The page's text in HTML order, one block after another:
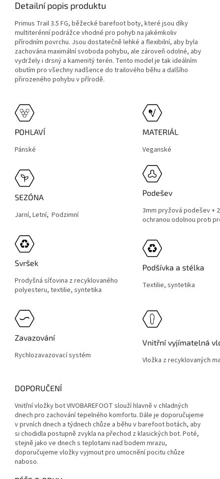
Detailní popis produktu
Primus Trail 3.5 FG, běžecké barefoot boty, které jsou díky
multiterénní podrážce vhodné pro pohyb na jakémkoliv
přírodním povrchu. Jsou dostatečně lehké a flexibilní, aby byla
zachována maximální svoboda pohybu, ale zároveň odolné, aby
vydržely i drsný a kamenitý terén. Tento model je tak ideálním
obutím pro všechny nadšence do trailového běhu a dalšího
přirozeného pohybu v přírodě.
POHLAVÍ
Pánské
MATERIÁL
Veganské
SEZÓNA
Jarní, Letní, Podzimní
Podešev
3mm pryžová podešev +
ochranou odolnou proti
Svršek
Prodyšná síťovina z recyklovaného
polyesteru, textilie, syntetika
Podšívka a stélka
Textilie, syntetika
Zavazování
Rychlozavazovací systém
Vnitřní vyjímatelná
Vložka z recyklovaných
DOPORUČENÍ
Vnitřní vložky bot VIVOBAREFOOT slouží hlavně v chladných
dnech pro zachování tepelného komfortu. Dále je doporučujeme
v prvních dnech a týdnech chůze a běhu v barefoot botách, aby
si chodidla postupně zvykla na přechod z klasických bot. Poté,
stejně jako ve dnech s teplotami nad bodem mrazu,
doporučujeme vložky vyjmout pro umocnění pocitu chůze
naboso.